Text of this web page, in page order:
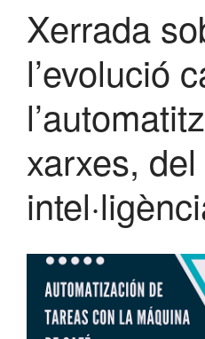
Informació
Xerrada
l’evolució
xarxes,